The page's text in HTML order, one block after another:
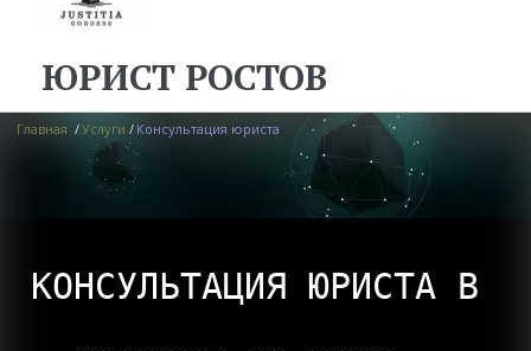
ЮРИСТ РОСТОВ
Главная / Услуги / Консультация юриста
КОНСУЛЬТАЦИЯ ЮРИСТА В